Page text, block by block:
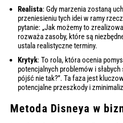
Realista: Gdy marzenia zostaną
przeniesieniu tych idei w ramy
pytanie: „Jak możemy to
rozważa zasoby, które są
ustala realistyczne terminy.
Krytyk: To rola, która ocenia
potencjalnych problemów i
pójść nie tak?”. Ta faza jest
potencjalne przeszkody i
Metoda Disneya w